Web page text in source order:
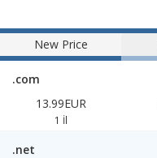
New Price
.com
13.99EUR
1 İl
.net